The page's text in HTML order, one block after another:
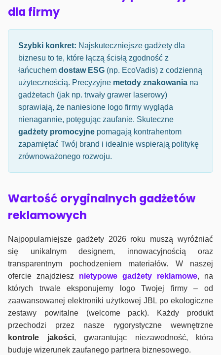
dla firmy
Szybki konkret: Najskuteczniejsze gadżety dla
biznesu to te, które łączą ścisłą zgodność z
łańcuchem dostaw ESG (np. EcoVadis) z codzienną
użytecznością. Precyzyjne metody znakowania na
gadżetach (jak np. trwały grawer laserowy)
sprawiają, że naniesione logo firmy wygląda
nienagannie, potęgując zaufanie. Skuteczne
gadżety promocyjne pomagają kontrahentom
zapamiętać Twój brand i idealnie wspierają politykę
zrównoważonego rozwoju.
Wartość oryginalnych gadżetów
reklamowych
Najpopularniejsze gadżety 2026 roku muszą wyróżniać
się unikalnym designem, innowacyjnością oraz
transparentnym pochodzeniem materiałów. W naszej
ofercie znajdziesz nietypowe gadżety reklamowe, na
których trwale eksponujemy logo Twojej firmy – od
zaawansowanej elektroniki użytkowej JBL po ekologiczne
zestawy powitalne (welcome pack). Każdy produkt
przechodzi przez nasze rygorystyczne wewnętrzne
kontrole jakości, gwarantując niezawodność, która
buduje wizerunek zaufanego partnera biznesowego.